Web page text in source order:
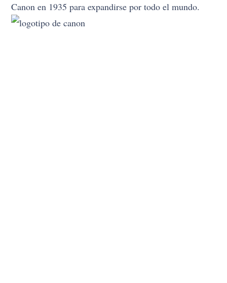
Canon en 1935 para expandirse por todo el mundo.